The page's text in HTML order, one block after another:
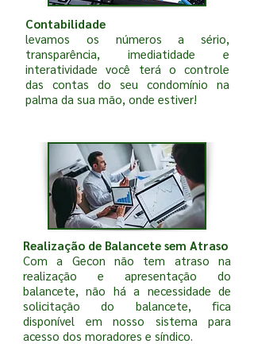
Contabilidade
levamos os números a sério,
transparência, imediatidade e
interatividade você terá o controle
das contas do seu condomínio na
palma da sua mão, onde estiver!
Realização de Balancete sem Atraso
Com a Gecon não tem atraso na
realização e apresentação do
balancete, não há a necessidade de
solicitação do balancete, fica
disponível em nosso sistema para
acesso dos moradores e síndico.